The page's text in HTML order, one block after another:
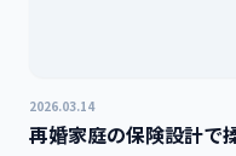
2026.03.14
再婚家庭の保険設計で